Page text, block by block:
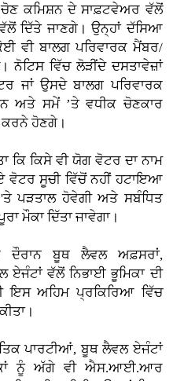
ਚੋਣ ਕਮਿਸ਼ਨ ਦੇ ਸਾਫ਼ਟਵੇਅਰ ਵੱਲੋਂ
ਦਿੱਤੇ ਜਾਣਗੇ। ਉਨ੍ਹਾਂ ਦੱਸਿਆ
ਵੀ ਬਾਲਗ ਪਰਿਵਾਰਕ ਮੈਂਬਰ/
ਨੋਟਿਸ ਵਿੱਚ ਲੋੜੀਂਦੇ ਦਸਤਾਵੇਜ਼ਾਂ
ਜਾਂ ਉਸਦੇ ਬਾਲਗ ਪਰਿਵਾਰਕ
ਅਤੇ ਸਮੇਂ ’ਤੇ ਵਧੀਕ ਚੋਣਕਾਰ
ਕਰਨੇ ਹੋਣਗੇ।
ਕਿ ਕਿਸੇ ਵੀ ਯੋਗ ਵੋਟਰ ਦਾ ਨਾਮ
ਵੋਟਰ ਸੂਚੀ ਵਿੱਚੋਂ ਨਹੀਂ ਹਟਾਇਆ
ਪੜਤਾਲ ਹੋਵੇਗੀ ਅਤੇ ਸਬੰਧਿਤ
ਮੌਕਾ ਦਿੱਤਾ ਜਾਵੇਗਾ।
ਦੌਰਾਨ ਬੂਥ ਲੈਵਲ ਅਫ਼ਸਰਾਂ,
ਏਜੰਟਾਂ ਵੱਲੋਂ ਨਿਭਾਈ ਭੂਮਿਕਾ ਦੀ
ਇਸ ਅਹਿਮ ਪ੍ਰਕਿਰਿਆ ਵਿੱਚ
ਪਾਰਟੀਆਂ, ਬੂਥ ਲੈਵਲ ਏਜੰਟਾਂ
ਨੂੰ ਅੱਗੇ ਵੀ ਐਸ.ਆਈ.ਆਰ